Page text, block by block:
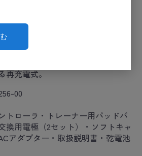
講習時などで実技トレーニングの
モコン操作で柔軟に訓練をサポ
約3～5mの範囲にある複数台のト
再充電式。
00
トローラ・トレーナー用パッドパ
換用電極（2セット）・ソフトキャ
アダプター・取扱説明書・乾電池